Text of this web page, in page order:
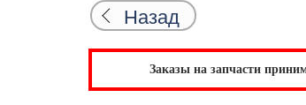
Назад
Заказы на запчасти